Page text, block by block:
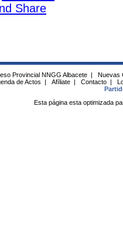
Provincial NNGG Albacete |
Nuevas
de Actos | Afíliate | Contacto |
Esta página esta optimizada